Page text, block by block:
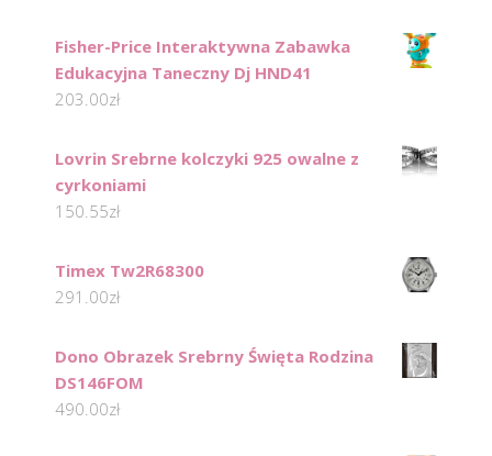
Fisher-Price Interaktywna Zabawka
Edukacyjna Taneczny Dj HND41
203.00zł
Lovrin Srebrne kolczyki 925 owalne z
cyrkoniami
150.55zł
Timex Tw2R68300
291.00zł
Dono Obrazek Srebrny Święta Rodzina
DS146FOM
490.00zł